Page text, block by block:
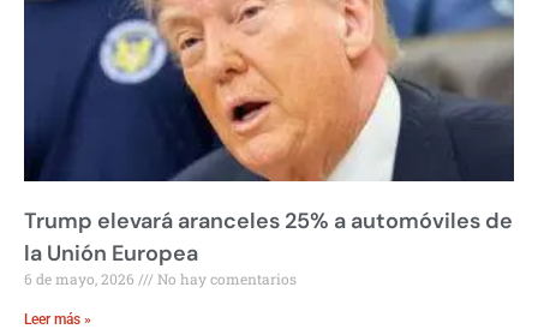
Trump elevará aranceles 25% a automóviles de
la Unión Europea
6 de mayo, 2026 No hay comentarios
Leer más »